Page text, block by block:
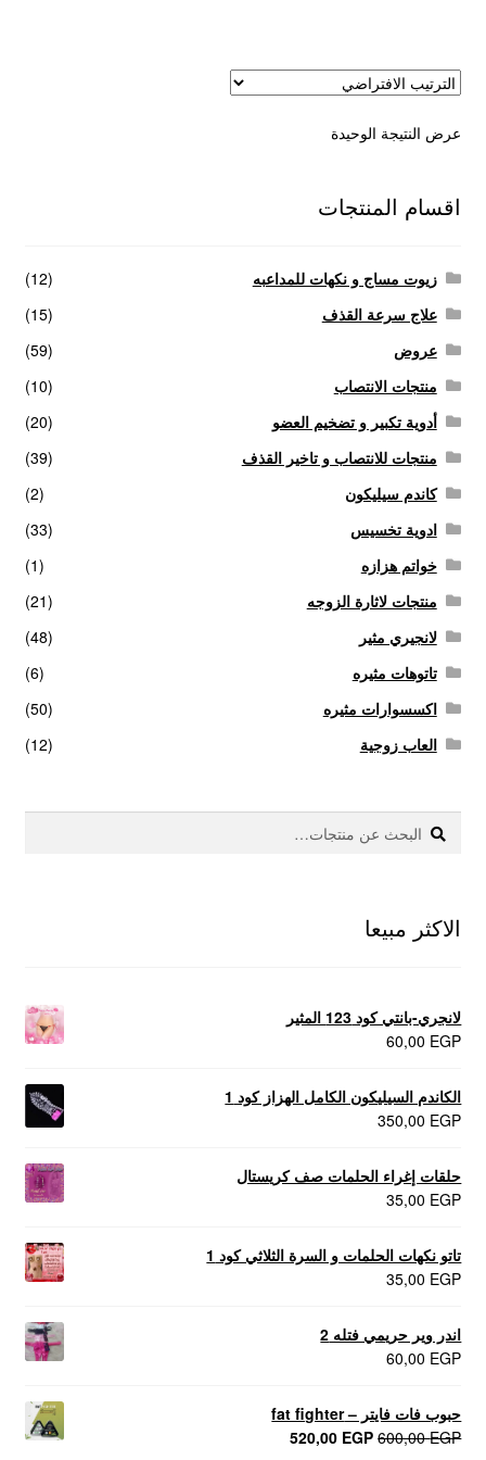
علاج سرعة القذف
كاندم سيليكون
لانجيري مثير
منتجات خاصة بالزوج
منتجات خاصة بالزوجة
منتجات لاثارة الزوجه
منتجات للانتصاب و تاخير القذف
عرض النتيجة الوحيدة
اقسام المنتجات
زيوت مساج و نكهات للمداعبه
(12)
علاج سرعة القذف
(15)
عروض
(59)
منتجات الانتصاب
(10)
أدوية تكبير و تضخيم العضو
(20)
منتجات للانتصاب و تاخير القذف
(39)
كاندم سيليكون
(2)
ادوية تخسيس
(33)
خواتم هزازه
(1)
منتجات لاثارة الزوجه
(21)
لانجيري مثير
(48)
تاتوهات مثيره
(6)
اكسسوارات مثيره
(50)
العاب زوجية
(12)
البحث
عن:
بحث
الاكثر مبيعا
لانجري-بانتي كود 123 المثير
60,00 EGP
الكاندم السيليكون الكامل الهزاز كود 1
350,00 EGP
حلقات إغراء الحلمات صف كريستال
35,00 EGP
تاتو نكهات الحلمات و السرة الثلاثي كود 1
35,00 EGP
اندر وير حريمي فتله 2
60,00 EGP
حبوب فات فايتر – fat fighter
600,00EGP
السعر520,00 EGP
السعر